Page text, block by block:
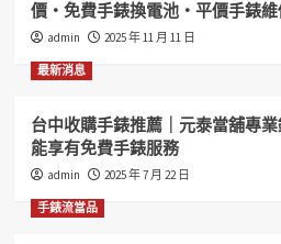
價・免費手錶換電池・平價手錶
admin 2025 年 11 月 11 日
最新消息
台中收購手錶推薦｜元泰當舖專
能享有免費手錶服務
admin 2025 年 7 月 22 日
手錶流當品